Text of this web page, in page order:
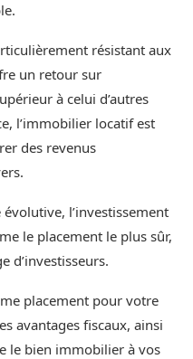
résistant aux
un retour sur
à celui d’autres
l’immobilier locatif est
des revenus
l’investissement
le placement le plus sûr,
d’investisseurs.
placement pour votre
avantages fiscaux, ainsi
le bien immobilier à vos